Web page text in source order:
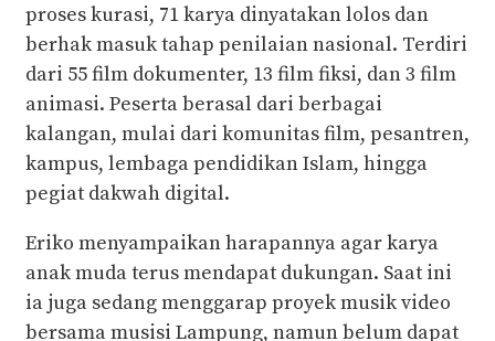
proses kurasi, 71 karya dinyatakan lolos dan
berhak masuk tahap penilaian nasional. Terdiri
dari 55 film dokumenter, 13 film fiksi, dan 3 film
animasi. Peserta berasal dari berbagai
kalangan, mulai dari komunitas film, pesantren,
kampus, lembaga pendidikan Islam, hingga
pegiat dakwah digital.
Eriko menyampaikan harapannya agar karya
anak muda terus mendapat dukungan. Saat ini
ia juga sedang menggarap proyek musik video
bersama musisi Lampung, namun belum dapat